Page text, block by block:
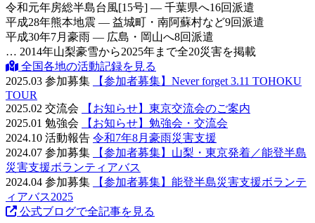
令和元年房総半島台風[15号] — 千葉県へ16回派遣
平成28年熊本地震 — 益城町・南阿蘇村など9回派遣
平成30年7月豪雨 — 広島・岡山へ8回派遣
… 2014年山梨豪雪から2025年まで全20災害を掲載
全国各地の活動記録を見る
2025.03 参加募集
【参加者募集】Never forget 3.11 TOHOKU
TOUR
2025.02 交流会
【お知らせ】東京交流会のご案内
2025.01 勉強会
【お知らせ】勉強会・交流会
2024.10 活動報告 令和7年8月豪雨災害支援
2024.07 参加募集
【参加者募集】山梨・東京発着／能登半島
災害支援ボランティアバス
2024.04 参加募集
【参加者募集】能登半島災害支援ボランテ
ィアバス2025
公式ブログで全記事を見る